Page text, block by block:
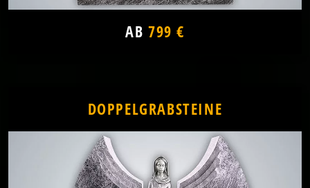
AB 799 €
DOPPELGRABSTEINE